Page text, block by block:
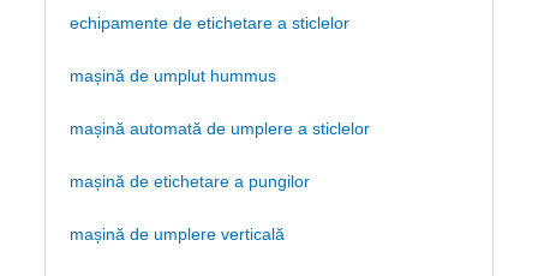
echipamente de etichetare a sticlelor
mașină de umplut hummus
mașină automată de umplere a sticlelor
mașină de etichetare a pungilor
mașină de umplere verticală